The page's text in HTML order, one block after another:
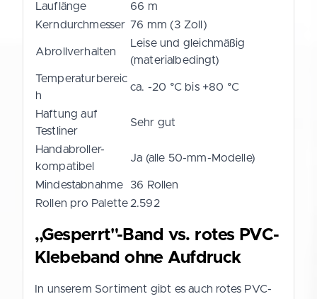
Lauflänge
66 m
Kerndurchmesser 76 mm (3 Zoll)
Abrollverhalten
Leise und gleichmäßig
(materialbedingt)
Temperaturbereic
h
ca. -20 °C bis +80 °C
Haftung auf
Testliner
Sehr gut
Handabroller-
kompatibel
Ja (alle 50-mm-Modelle)
Mindestabnahme
36 Rollen
Rollen pro Palette2.592
„Gesperrt"-Band vs. rotes PVC-
Klebeband ohne Aufdruck
In unserem Sortiment gibt es auch rotes PVC-